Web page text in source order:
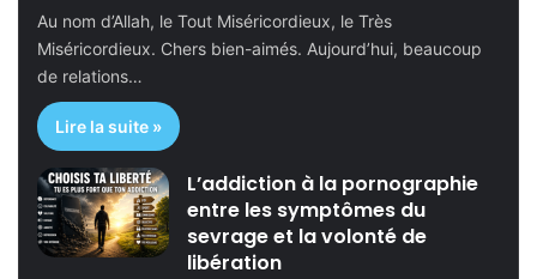
Au nom d’Allah, le Tout Miséricordieux, le Très
Miséricordieux. Chers bien-aimés. Aujourd’hui, beaucoup
de relations…
Lire la suite »
L’addiction à la pornographie
entre les symptômes du
sevrage et la volonté de
libération